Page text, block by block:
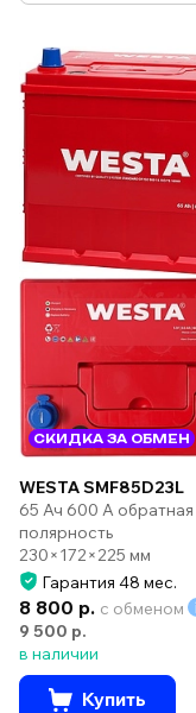
СКИДКА ЗА ОБМЕН
WESTA SMF85D23L
65 Ач 600 А обратная
полярность
230×172×225 мм
Гарантия 48 мес.
8 800 р. с обменом
9 500 р.
в наличии
Купить